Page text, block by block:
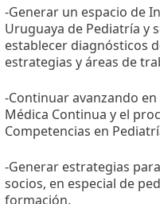
-Generar un espacio de
Uruguaya de Pediatría y
establecer diagnósticos
estrategias y áreas de
-Continuar avanzando
Médica Continua y el
Competencias en
-Generar estrategias
socios, en especial de
formación.